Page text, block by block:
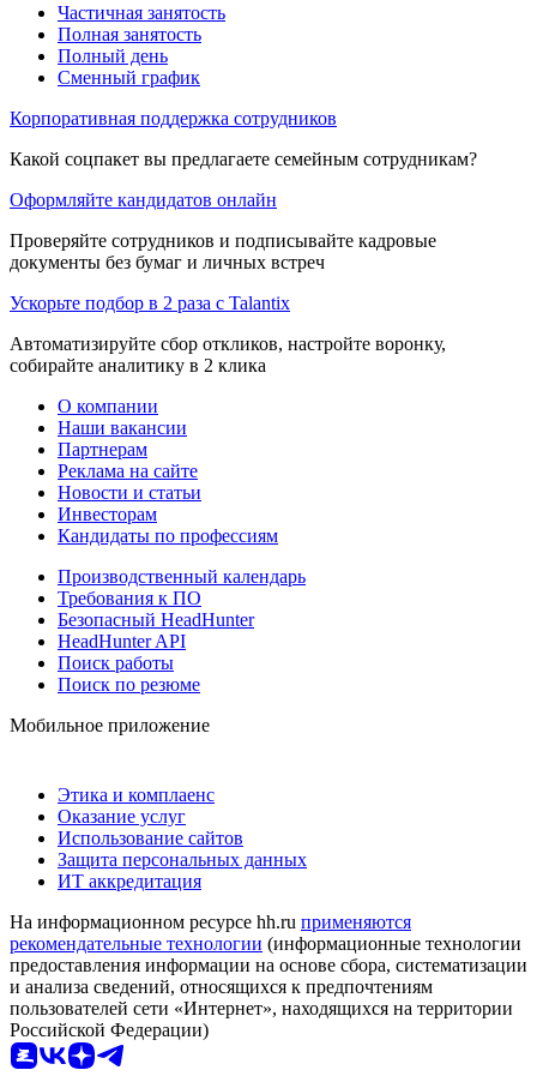
Частичная занятость
Полная занятость
Полный день
Сменный график
Корпоративная поддержка сотрудников
Какой соцпакет вы предлагаете семейным сотрудникам?
Оформляйте кандидатов онлайн
Проверяйте сотрудников и подписывайте кадровые
документы без бумаг и личных встреч
Ускорьте подбор в 2 раза с Talantix
Автоматизируйте сбор откликов, настройте воронку,
собирайте аналитику в 2 клика
О компании
Наши вакансии
Партнерам
Реклама на сайте
Новости и статьи
Инвесторам
Кандидаты по профессиям
Производственный календарь
Требования к ПО
Безопасный HeadHunter
HeadHunter API
Поиск работы
Поиск по резюме
Мобильное приложение
Этика и комплаенс
Оказание услуг
Использование сайтов
Защита персональных данных
ИТ аккредитация
На информационном ресурсе hh.ru применяются
рекомендательные технологии (информационные технологии
предоставления информации на основе сбора, систематизации
и анализа сведений, относящихся к предпочтениям
пользователей сети «Интернет», находящихся на территории
Российской Федерации)